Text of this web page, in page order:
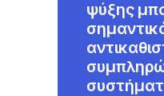
ψύξης